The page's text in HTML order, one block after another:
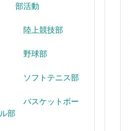
部活動
陸上競技部
野球部
ソフトテニス部
バスケットボー
ル部